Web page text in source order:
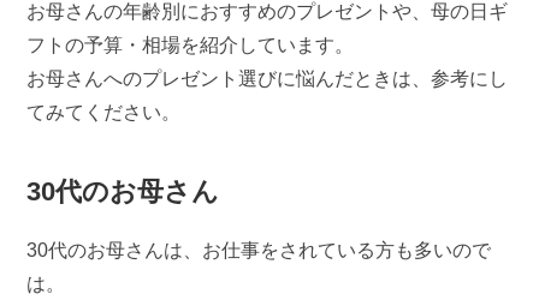
お母さんの年齢別におすすめのプレゼントや、母の日ギ
フトの予算・相場を紹介しています。
お母さんへのプレゼント選びに悩んだときは、参考にし
てみてください。
30代のお母さん
30代のお母さんは、お仕事をされている方も多いので
は。